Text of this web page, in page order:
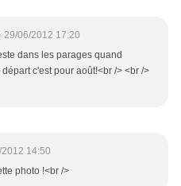
29/06/2012 17:20
dans les parages quand
c'est pour août!<br /> <br />
14:50
photo !<br />